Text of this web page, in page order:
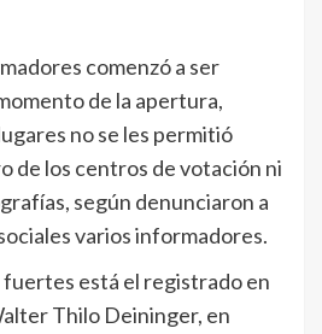
comenzó a ser
de la apertura,
no se les permitió
de los centros de votación ni
según denunciaron a
varios informadores.
fuertes está el registrado en
Thilo Deininger, en